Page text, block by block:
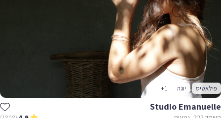
פילאטיס יוגה +1
Studio Emanuelle